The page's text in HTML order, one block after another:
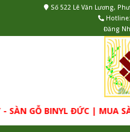
Số 522 Lê Văn Lương,
Hotline:
Đăng
GỖ BINYL ĐỨC | MUA